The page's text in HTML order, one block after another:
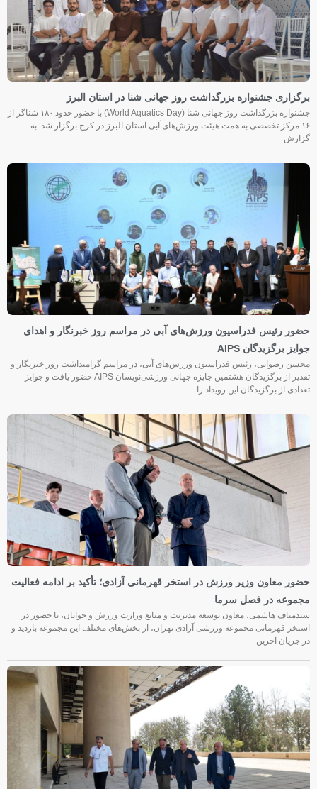
برگزاری جشنواره بزرگداشت روز جهانی شنا در استان البرز
جشنواره بزرگداشت روز جهانی شنا (World Aquatics Day) با حضور حدود ۱۸۰ شناگر از
۱۶ مرکز تخصصی به همت هیئت ورزش‌های آبی استان البرز در کرج برگزار شد. به
گزارش
حضور رئیس فدراسیون ورزش‌های آبی در مراسم روز خبرنگار و اهدای
جوایز برگزیدگان AIPS
محسن رضوانی، رئیس فدراسیون ورزش‌های آبی، در مراسم گرامیداشت روز خبرنگار و
تقدیر از برگزیدگان هشتمین جایزه جهانی ورزشی‌نویسان AIPS حضور یافت و جوایز
تعدادی از برگزیدگان این رویداد را
حضور معاون وزیر ورزش در استخر قهرمانی آزادی؛ تأکید بر ادامه فعالیت
مجموعه در فصل سرما
سیدمناف هاشمی، معاون توسعه مدیریت و منابع وزارت ورزش و جوانان، با حضور در
استخر قهرمانی مجموعه ورزشی آزادی تهران، از بخش‌های مختلف این مجموعه بازدید و
در جریان آخرین